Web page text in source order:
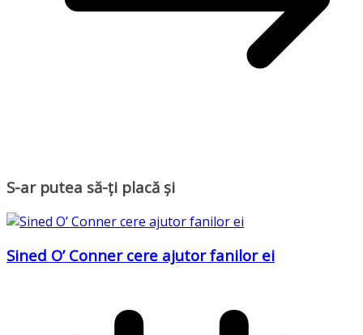
S-ar putea să-ți placă și
Sined O’ Conner cere ajutor fanilor ei